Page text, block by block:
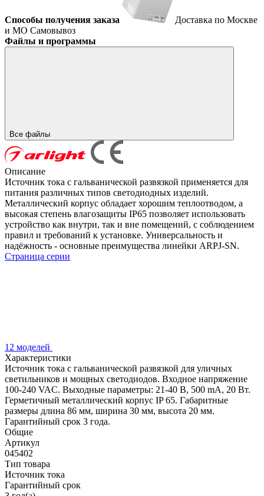
Способы получения заказа
Доставка по Москве
и МО Самовывоз
Файлы и программы
Все файлы
Описание
Источник тока с гальванической развязкой применяется для
питания различных типов светодиодных изделий.
Металлический корпус обладает хорошим теплоотводом, а
высокая степень влагозащиты IP65 позволяет использовать
устройство как внутри, так и вне помещений, с соблюдением
правил и требований к установке. Универсальность и
надёжность - основные преимущества линейки ARPJ-SN.
Страница серии
12 моделей
Характеристики
Источник тока с гальванической развязкой для уличных
светильников и мощных светодиодов. Входное напряжение
100-240 VAC. Выходные параметры: 21-40 В, 500 mА, 20 Вт.
Герметичный металлический корпус IP 65. Габаритные
размеры длина 86 мм, ширина 30 мм, высота 20 мм.
Гарантийный срок 3 года.
Общие
Артикул
045402
Тип товара
Источник тока
Гарантийный срок